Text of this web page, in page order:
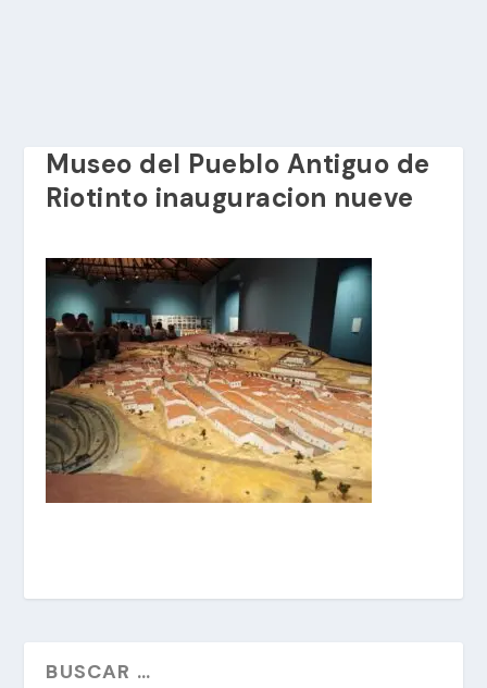
Museo del Pueblo Antiguo de
Riotinto inauguracion nueve